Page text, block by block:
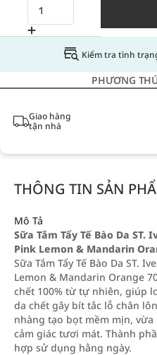
Kiểm tra tình
PHƯƠNG
Giao hàng
tận nhà
THÔNG TIN SẢN
Mô Tả
Sữa Tắm Tẩy Tế Bào Da ST.
Pink Lemon & Mandarin
Sữa Tắm Tẩy Tế Bào Da ST.
Lemon & Mandarin Orange
chết 100% từ tự nhiên, giúp
da chết gây bít tắc lỗ chân
nhàng tạo bọt mềm mịn, vừa
cảm giác tươi mát. Thành
hợp sử dụng hằng ngày.